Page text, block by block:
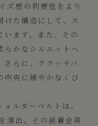
ズ感の利便性をより
けた構造にして、ス
います。また、その
らかなシルエットへ
さらに、クラッチバ
中央に緩やかなくび
ルダーベルトは、
演出。その装着金具